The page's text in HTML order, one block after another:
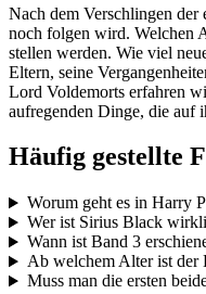
Nach dem Verschlingen der
noch folgen wird. Welchen
stellen werden. Wie viel
Eltern, seine
Lord Voldemorts erfahren
aufregenden Dinge, die auf
Häufig gestellte
Worum geht es in Harry
Wer ist Sirius Black
Wann ist Band 3
Ab welchem Alter ist der
Muss man die ersten